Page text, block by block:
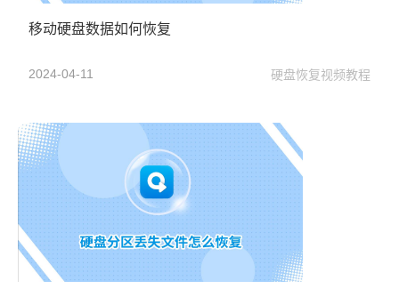
移动硬盘数据如何恢复
2024-04-11 硬盘恢复视频教程